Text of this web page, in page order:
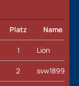
Platz Name
1 Lion
2 svw1899